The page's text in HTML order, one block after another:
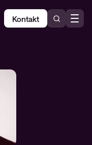
Kontakt